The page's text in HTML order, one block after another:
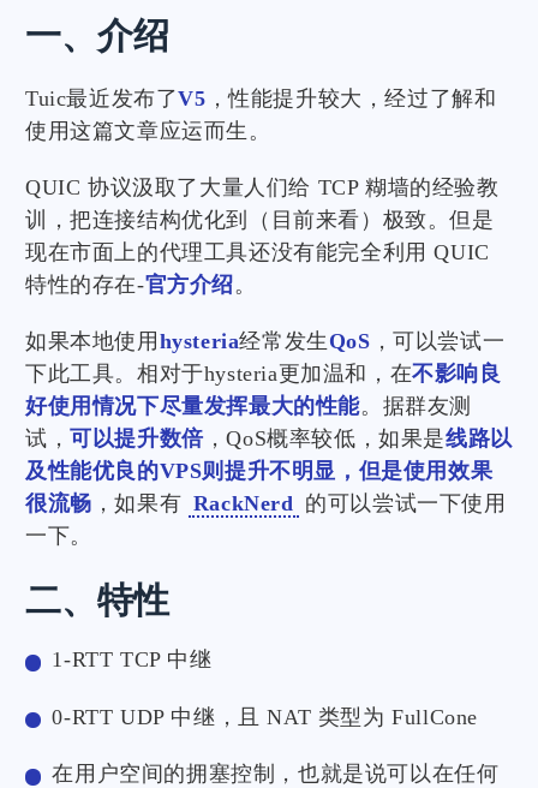
一、介绍
Tuic最近发布了V5 ，性能提升较大，经过了解和
使用这篇文章应运而生。
QUIC 协议汲取了大量人们给 TCP 糊墙的经验教
训，把连接结构优化到（目前来看）极致。但是
现在市面上的代理工具还没有能完全利用 QUIC
特性的存在-官方介绍。
如果本地使用 hysteria经常发生 QoS ，可以尝试一
下此工具。相对于hysteria更加温和，在不影响良
好使用情况下尽量发挥最大的性能。据群友测
试，可以提升数倍，QoS概率较低，如果是线路以
及性能优良的VPS则提升不明显，但是使用效果
很流畅 ，如果有 RackNerd 的可以尝试一下使用
一下。
二、特性
1-RTT TCP 中继
0-RTT UDP 中继，且 NAT 类型为 FullCone
在用户空间的拥塞控制，也就是说可以在任何